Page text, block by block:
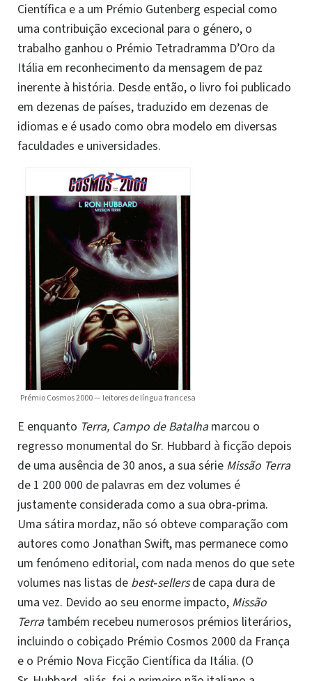
Científica e a um Prémio Gutenberg especial como
uma contribuição excecional para o género, o
trabalho ganhou o Prémio Tetradramma D’Oro da
Itália em reconhecimento da mensagem de paz
inerente à história. Desde então, o livro foi publicado
em dezenas de países, traduzido em dezenas de
idiomas e é usado como obra modelo em diversas
faculdades e universidades.
Prémio Cosmos 2000 — leitores de língua francesa
E enquanto Terra, Campo de Batalha marcou o
regresso monumental do Sr. Hubbard à ficção depois
de uma ausência de 30 anos, a sua série Missão Terra
de 1 200 000 de palavras em dez volumes é
justamente considerada como a sua obra‑prima.
Uma sátira mordaz, não só obteve comparação com
autores como Jonathan Swift, mas permanece como
um fenómeno editorial, com nada menos do que sete
volumes nas listas de best‑sellersde capa dura de
uma vez. Devido ao seu enorme impacto, Missão
Terra também recebeu numerosos prémios literários,
incluindo o cobiçado Prémio Cosmos 2000 da França
e o Prémio Nova Ficção Científica da Itália. (O